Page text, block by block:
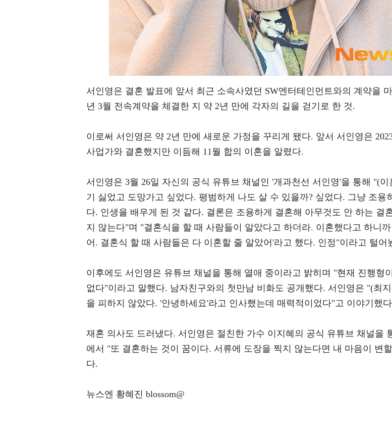
서인영은 결혼 발표에 앞서 최근 소속사였던 SW엔터테인먼트와의 계약을
년 3월 전속계약을 체결한 지 약 2년 만에 각자의 길을 걷기로 한 것.
이로써 서인영은 약 2년 만에 새로운 가정을 꾸리게 됐다. 앞서 서인영은
사업가와 결혼했지만 이듬해 11월 합의 이혼을 알렸다.
서인영은 3월 26일 자신의 공식 유튜브 채널인 '개과천선 서인영'을 통해 "(
기 싫었고 도망가고 싶었다. 평범하게 나도 살 수 있을까? 싶었다. 그냥 조용
다. 인생을 배우게 된 것 같다. 결론은 조용하게 결혼해 아무것도 안 하는 결
지 않는다"며 "결혼식을 할 때 사람들이 알았다고 하더라. 이혼했다고 하니
어. 결혼식 할 때 사람들은 다 이혼할 줄 알았어'라고 했다. 인정"이라고 털어
이후에도 서인영은 유튜브 채널을 통해 열애 중이라고 밝히며 "현재 진행형
없다"이라고 말했다. 남자친구와의 첫만남 비화도 공개했다. 서인영은 "(최
을 피하지 않았다. '안녕하세요'라고 인사했는데 매력적이었다"고 이야기했
재혼 의사도 드러냈다. 서인영은 절친한 가수 이지혜의 공식 유튜브 채널을
에서 "또 결혼하는 것이 꿈이다. 서류에 도장을 찍지 않는다면 내 마음이 변
다.
뉴스엔 황혜진 blossom@